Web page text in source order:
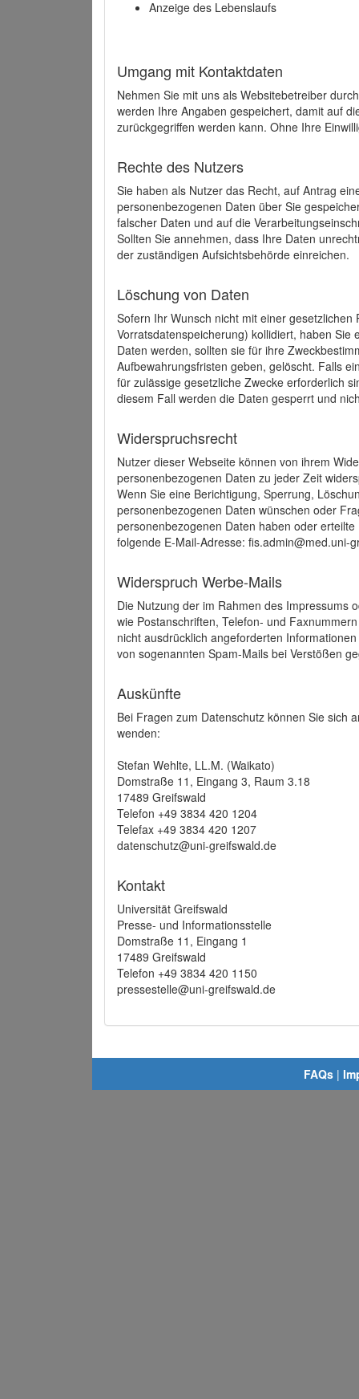
Anzeige des Lebenslaufs
Umgang mit Kontaktdaten
Nehmen Sie mit uns als Websitebetreiber
werden Ihre Angaben gespeichert, damit auf
zurückgegriffen werden kann. Ohne Ihre
Rechte des Nutzers
Sie haben als Nutzer das Recht, auf Antrag
personenbezogenen Daten über Sie
falscher Daten und auf die
Sollten Sie annehmen, dass Ihre Daten
der zuständigen Aufsichtsbehörde einreichen.
Löschung von Daten
Sofern Ihr Wunsch nicht mit einer
Vorratsdatenspeicherung) kollidiert, haben
Daten werden, sollten sie für ihre
Aufbewahrungsfristen geben, gelöscht. Falls
für zulässige gesetzliche Zwecke erforderlich
diesem Fall werden die Daten gesperrt und
Widerspruchsrecht
Nutzer dieser Webseite können von ihrem
personenbezogenen Daten zu jeder Zeit
Wenn Sie eine Berichtigung, Sperrung,
personenbezogenen Daten wünschen oder
personenbezogenen Daten haben oder
folgende E-Mail-Adresse: fis.admin@med.uni-
Widerspruch Werbe-Mails
Die Nutzung der im Rahmen des Impressums
wie Postanschriften, Telefon- und
nicht ausdrücklich angeforderten
von sogenannten Spam-Mails bei Verstößen
Auskünfte
Bei Fragen zum Datenschutz können Sie sich
wenden:
Stefan Wehlte, LL.M. (Waikato)
Domstraße 11, Eingang 3, Raum 3.18
17489 Greifswald
Telefon +49 3834 420 1204
Telefax +49 3834 420 1207
datenschutz@uni-greifswald.de
Kontakt
Universität Greifswald
Presse- und Informationsstelle
Domstraße 11, Eingang 1
17489 Greifswald
Telefon +49 3834 420 1150
pressestelle@uni-greifswald.de
FAQs |